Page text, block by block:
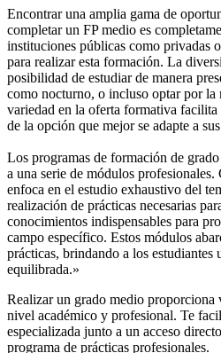
Encontrar una amplia gama de
completar un FP medio es
instituciones públicas como privadas
para realizar esta formación. La
posibilidad de estudiar de manera
como nocturno, o incluso optar por la
variedad en la oferta formativa facilita
de la opción que mejor se adapte a
Los programas de formación de
a una serie de módulos profesionales.
enfoca en el estudio exhaustivo del
realización de prácticas necesarias
conocimientos indispensables para
campo específico. Estos módulos
prácticas, brindando a los
equilibrada.»
Realizar un grado medio proporciona
nivel académico y profesional. Te
especializada junto a un acceso
programa de prácticas profesionales.